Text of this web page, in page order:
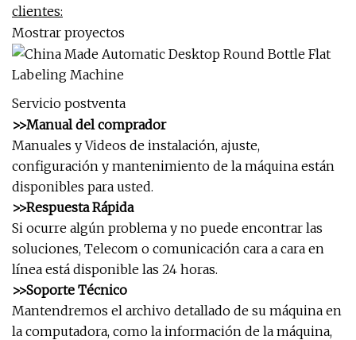
clientes:
Mostrar proyectos
Servicio postventa
>>Manual del comprador
Manuales y Videos de instalación, ajuste,
configuración y mantenimiento de la máquina están
disponibles para usted.
>>Respuesta Rápida
Si ocurre algún problema y no puede encontrar las
soluciones, Telecom o comunicación cara a cara en
línea está disponible las 24 horas.
>>Soporte Técnico
Mantendremos el archivo detallado de su máquina en
la computadora, como la información de la máquina,